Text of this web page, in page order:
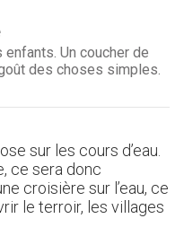
Un coucher de
des choses simples.
sur les cours d’eau.
ce sera donc
croisière sur l’eau, ce
le terroir, les villages